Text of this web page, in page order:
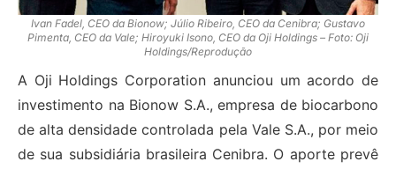
Ivan Fadel, CEO da Bionow; Júlio Ribeiro, CEO da Cenibra; Gustavo
Pimenta, CEO da Vale; Hiroyuki Isono, CEO da Oji Holdings – Foto: Oji
Holdings/Reprodução
A Oji Holdings Corporation anunciou um acordo de
investimento na Bionow S.A., empresa de biocarbono
de alta densidade controlada pela Vale S.A., por meio
de sua subsidiária brasileira Cenibra. O aporte prevê